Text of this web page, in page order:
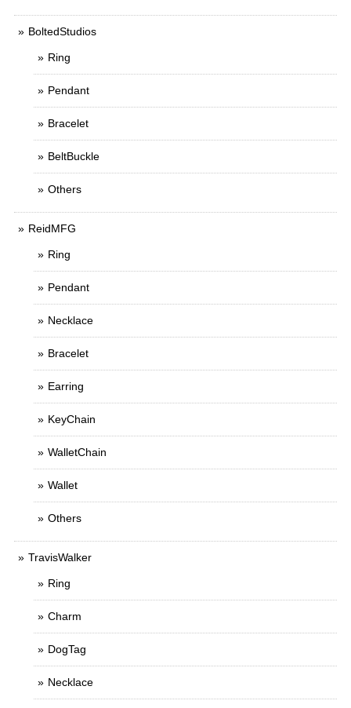
BoltedStudios
Ring
Pendant
Bracelet
BeltBuckle
Others
ReidMFG
Ring
Pendant
Necklace
Bracelet
Earring
KeyChain
WalletChain
Wallet
Others
TravisWalker
Ring
Charm
DogTag
Necklace